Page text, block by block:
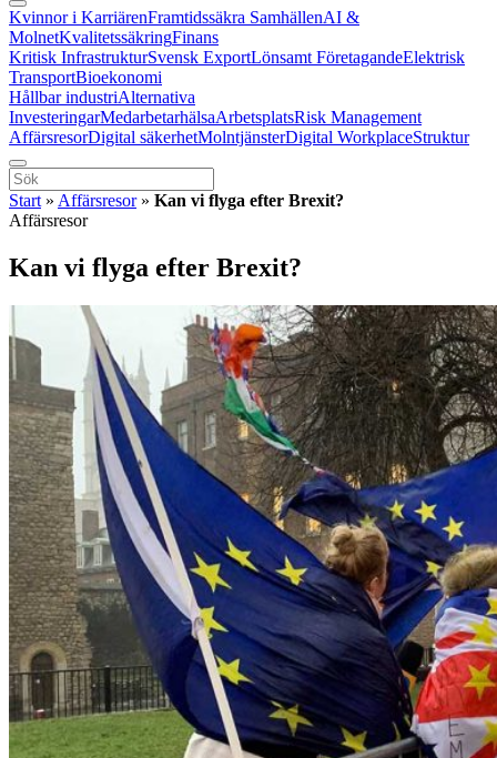
Kvinnor i KarriärenFramtidssäkra SamhällenAI &
MolnetKvalitetssäkringFinans
Kritisk InfrastrukturSvensk ExportLönsamt FöretagandeElektrisk
TransportBioekonomi
Hållbar industriAlternativa
InvesteringarMedarbetarhälsaArbetsplatsRisk Management
AffärsresorDigital säkerhetMolntjänsterDigital WorkplaceStruktur
Start » Affärsresor» Kan vi flyga efter Brexit?
Affärsresor
Kan vi flyga efter Brexit?